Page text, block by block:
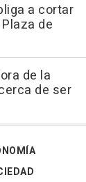
a cortar
de
de la
de ser